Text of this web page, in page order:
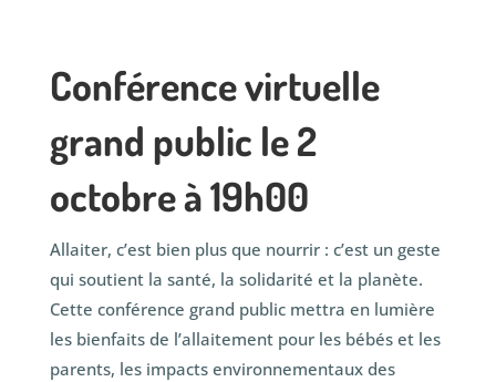
Conférence virtuelle
grand public le 2
octobre à 19h00
Allaiter, c’est bien plus que nourrir : c’est un geste
qui soutient la santé, la solidarité et la planète.
Cette conférence grand public mettra en lumière
les bienfaits de l’allaitement pour les bébés et les
parents, les impacts environnementaux des